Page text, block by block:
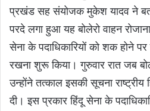
प्रखंड सह संयोजक मुकेश यादव ने
परदे लगा हुआ यह बोलेरो वाहन
सेना के पदाधिकारियों को शक होने
रखना शुरू किया। गुरुवार रात जब
उन्होंने तत्काल इसकी सूचना राष्ट्रीय
दी। इस प्रकार हिंदू सेना के